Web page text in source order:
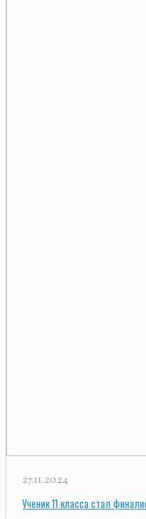
27.11.2024
Ученик 11 класса стал